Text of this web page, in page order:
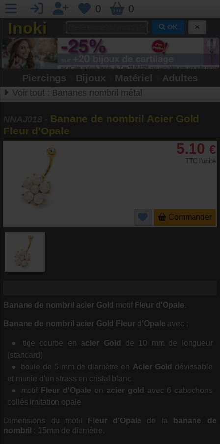
0 0
Inoki OK
Piercings Bijoux Matériel Adultes
Voir tout : Bananes nombril métal
Banane de nombril Acier Gold
Fleur d'Opale
5.10 €
TTC l'unité
Commander
Banane de nombril acier Gold motif Fleur d'Opale.
Banane de nombril acier Gold Fleur d'Opale avec :
tige courbe en acier Gold
de 10 mm de longueur
(standard)
boule de 5 mm de diamètre en Acier Gold dévissable
et munie d'un strass en cristal blanc
motif Fleur d'Opale en acier gold
avec 6 cabochons
collés imitation opale
Dimensions du motif Fleur d'Opale de la
banane de
nombril
: 15mm de diamètre.